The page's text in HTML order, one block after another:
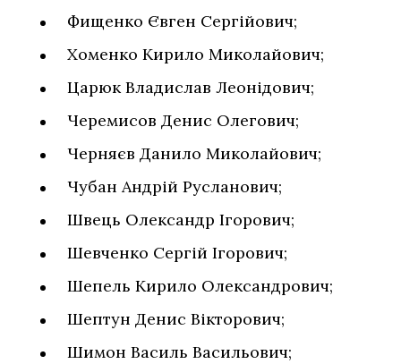
Фищенко Євген Сергійович;
Хоменко Кирило Миколайович;
Царюк Владислав Леонідович;
Черемисов Денис Олегович;
Черняєв Данило Миколайович;
Чубан Андрій Русланович;
Швець Олександр Ігорович;
Шевченко Сергій Ігорович;
Шепель Кирило Олександрович;
Шептун Денис Вікторович;
Шимон Василь Васильович;